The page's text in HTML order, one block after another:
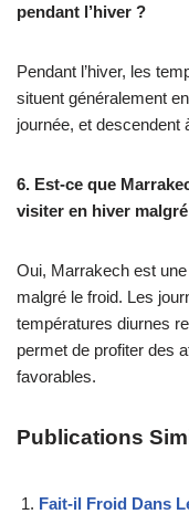
pendant l’hiver ?
Pendant l’hiver, les
situent généralement
journée, et descendent
6. Est-ce que
visiter en hiver
Oui, Marrakech est
malgré le froid. Les
températures diurnes
permet de profiter des
favorables.
Publications
Fait-il Froid Dans